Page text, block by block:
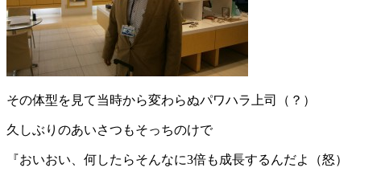
その体型を見て当時から変わらぬパワハラ上司（？）
久しぶりのあいさつもそっちのけで
『おいおい、何したらそんなに3倍も成長するんだよ（怒）